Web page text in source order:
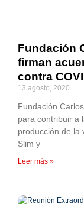
Fundación
firman
contra
13 agosto, 2020
Fundación
para contribuir a
producción de la
Slim y
Leer más »